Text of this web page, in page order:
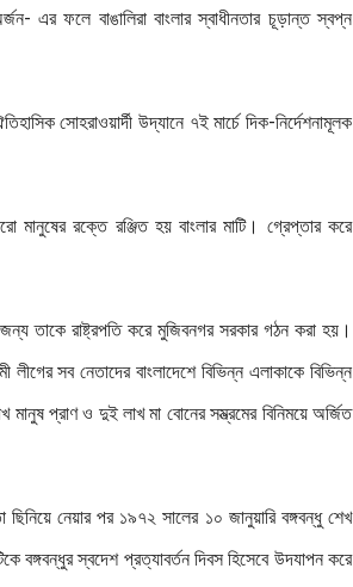
এর ফলে বাঙালিরা বাংলার স্বাধীনতার চূড়ান্ত স্বপ্ন
সোহরাওয়ার্দী উদ্যানে ৭ই মার্চে দিক-নির্দেশনামূলক
মানুষের রক্তে রঞ্জিত হয় বাংলার মাটি। গ্রেপ্তার করে
জন্য তাকে রাষ্ট্রপতি করে মুজিবনগর সরকার গঠন করা হয়।
সব নেতাদের বাংলাদেশে বিভিন্ন এলাকাকে বিভিন্ন
মানুষ প্রাণ ও দুই লাখ মা বোনের সম্ভ্রমের বিনিময়ে অর্জিত
ছিনিয়ে নেয়ার পর ১৯৭২ সালের ১০ জানুয়ারি বঙ্গবন্ধু শেখ
বঙ্গবন্ধুর স্বদেশ প্রত্যাবর্তন দিবস হিসেবে উদযাপন করে